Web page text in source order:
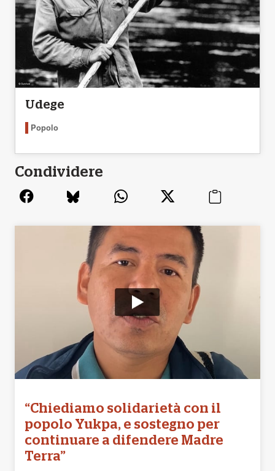
Udege
Popolo
Condividere
“Chiediamo solidarietà con il
popolo Yukpa, e sostegno per
continuare a difendere Madre
Terra”